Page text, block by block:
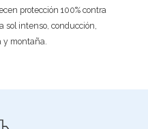
protección 100% contra
sol intenso, conducción,
y montaña.